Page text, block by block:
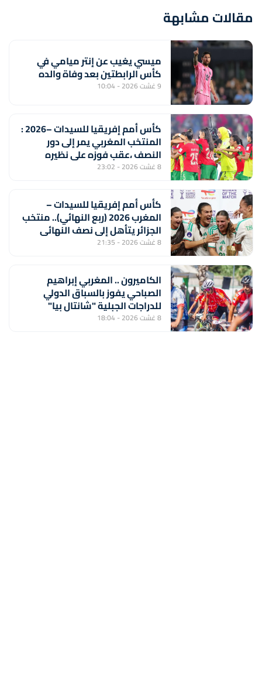
مقالات مشابهة
ميسي يغيب عن إنتر ميامي في
كأس الرابطتين بعد وفاة والده
9 غشت 2026 - 10:04
كأس أمم إفريقيا للسيدات –2026 :
المنتخب المغربي يمر إلى دور
النصف ،عقب فوزه على نظيره
8 غشت 2026 - 23:02
كأس أمم إفريقيا للسيدات –
المغرب 2026 (ربع النهائي).. منتخب
الجزائر يتأهل إلى نصف النهائي
بفوزه على نظيره الايفواري (2-1)
8 غشت 2026 - 21:35
الكاميرون .. المغربي إبراهيم
الصباحي يفوز بالسباق الدولي
للدراجات الجبلية "شانتال بيا"
8 غشت 2026 - 18:04